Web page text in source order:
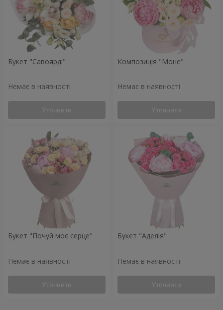
Букет "Савоярді"
Немає в наявності
Уточнити
Композиція "Моне"
Немає в наявності
Уточнити
Букет "Почуй моє серце"
Немає в наявності
Уточнити
Букет "Аделія"
Немає в наявності
Уточнити